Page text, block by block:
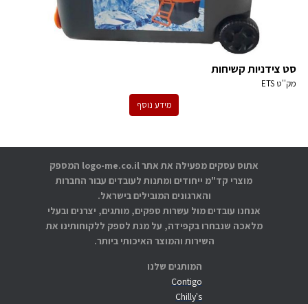
סט צידניות קשיחות
מק''טETS
מידע נוסף
המותגים שלנו
Contigo
Chilly's
אתוס עסקים מפעילה את אתר logo-me.co.il המספק
מוצרי קד"מ ייחודים ומתנות לעובדים עבור החברות
והארגונים המובילים בישראל.
אנחנו עובדים מול עשרות ספקים, מותגים, יצרנים ובעלי
מלאכה שנבחרו בקפידה, על מנת לספק ללקוחותינו את
השירות והמוצר האיכותי ביותר.